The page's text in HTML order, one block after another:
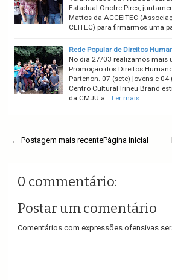
Estadual Onofre Pires,
Mattos da ACCEITEC
CEITEC) para firmarmos uma
Rede Popular de Direitos
No dia 27/03 realizamos mais
Promoção dos Direitos
Partenon. 07 (sete) jovens e
Centro Cultural Irineu Brand
da CMJU a… Ler mais
← Postagem mais recentePágina inicial
0 commentário:
Postar um comentário
Comentários com expressões ofensivas